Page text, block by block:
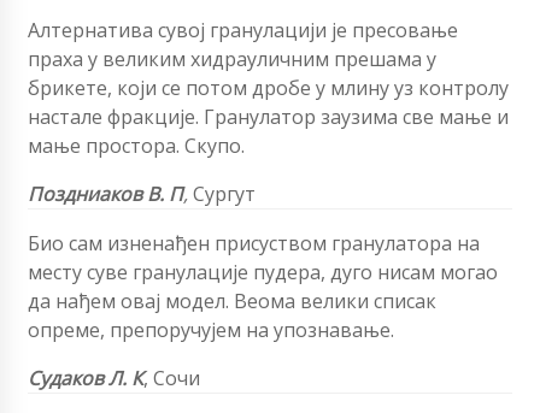
Алтернатива сувој гранулацији је пресовање
праха у великим хидрауличним прешама у
брикете, који се потом дробе у млину уз контролу
настале фракције. Гранулатор заузима све мање и
мање простора. Скупо.
Поздниаков В. П,Сургут
Био сам изненађен присуством гранулатора на
месту суве гранулације пудера, дуго нисам могао
да нађем овај модел. Веома велики списак
опреме, препоручујем на упознавање.
Судаков Л. К, Сочи